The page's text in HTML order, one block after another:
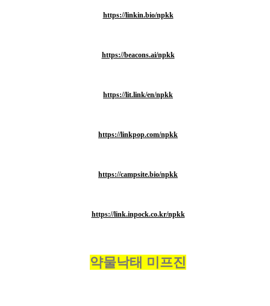
https://linkin.bio/npkk
https://beacons.ai/npkk
https://lit.link/en/npkk
https://linkpop.com/npkk
https://campsite.bio/npkk
https://link.inpock.co.kr/npkk
약물낙태 미프진